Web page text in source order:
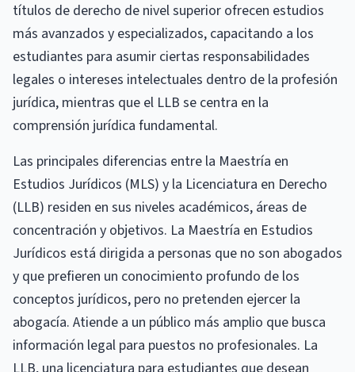
títulos de derecho de nivel superior ofrecen estudios
más avanzados y especializados, capacitando a los
estudiantes para asumir ciertas responsabilidades
legales o intereses intelectuales dentro de la profesión
jurídica, mientras que el LLB se centra en la
comprensión jurídica fundamental.
Las principales diferencias entre la Maestría en
Estudios Jurídicos (MLS) y la Licenciatura en Derecho
(LLB) residen en sus niveles académicos, áreas de
concentración y objetivos. La Maestría en Estudios
Jurídicos está dirigida a personas que no son abogados
y que prefieren un conocimiento profundo de los
conceptos jurídicos, pero no pretenden ejercer la
abogacía. Atiende a un público más amplio que busca
información legal para puestos no profesionales. La